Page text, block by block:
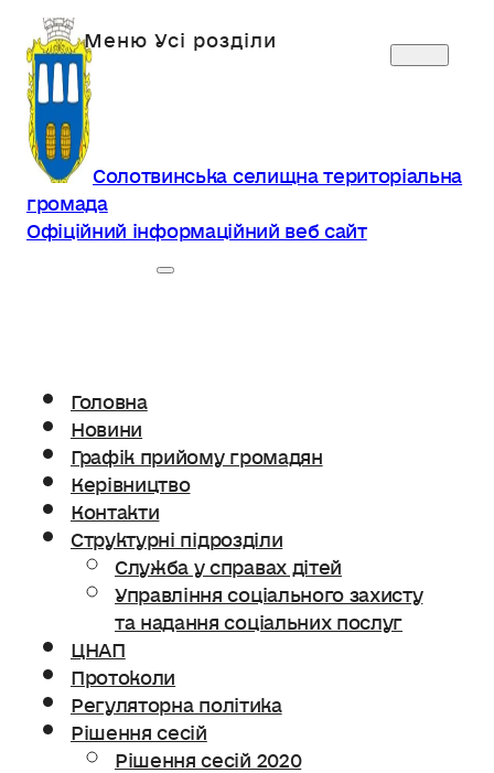
Солотвинська селищна територіальна
громада
Офіційний інформаційний веб сайт
Головна
Новини
Графік прийому громадян
Керівництво
Контакти
Структурні підрозділи
Служба у справах дітей
Управління соціального захисту
та надання соціальних послуг
ЦНАП
Протоколи
Регуляторна політика
Рішення сесій
Рішення сесій 2020